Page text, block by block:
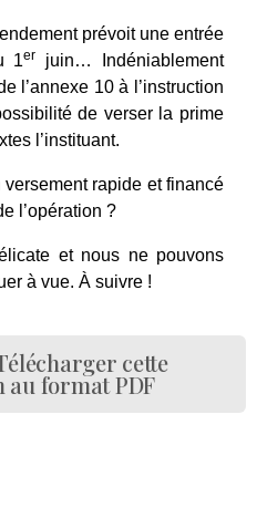
prévoit une entrée
1er
juin… Indéniablement
l’annexe 10 à l’instruction
de verser la prime
l’instituant.
rapide et financé
l’opération ?
et nous ne pouvons
à vue. À suivre !
cette
format PDF